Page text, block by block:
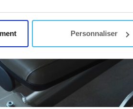
Personnaliser